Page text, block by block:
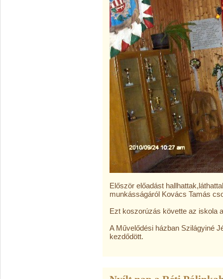
Először előadást
munkásságáról Kovács Tamás
Ezt koszorúzás követte az iskola
A Művelődési házban Szilágyiné
kezdődött.